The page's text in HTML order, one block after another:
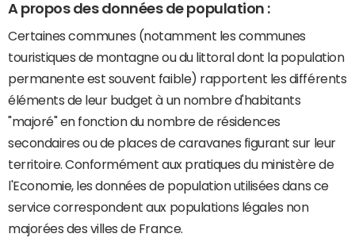
A propos des données de population :
Certaines communes (notamment les communes
touristiques de montagne ou du littoral dont la population
permanente est souvent faible) rapportent les différents
éléments de leur budget à un nombre d'habitants
"majoré" en fonction du nombre de résidences
secondaires ou de places de caravanes figurant sur leur
territoire. Conformément aux pratiques du ministère de
l'Economie, les données de population utilisées dans ce
service correspondent aux populations légales non
majorées des villes de France.